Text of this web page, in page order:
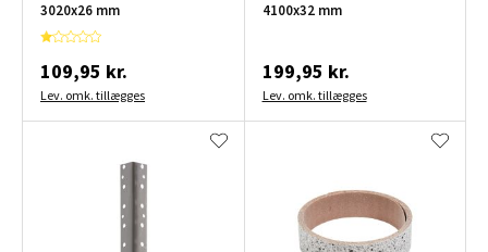
3020x26 mm
109,95 kr.
Lev. omk. tillægges
4100x32 mm
199,95 kr.
Lev. omk. tillægges